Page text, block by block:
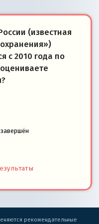
(известная
с 2010 года по
рекомендательные